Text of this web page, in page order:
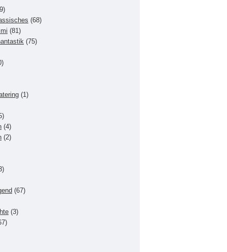
(68)
(81)
(75)
(1)
(4)
(2)
(67)
(3)